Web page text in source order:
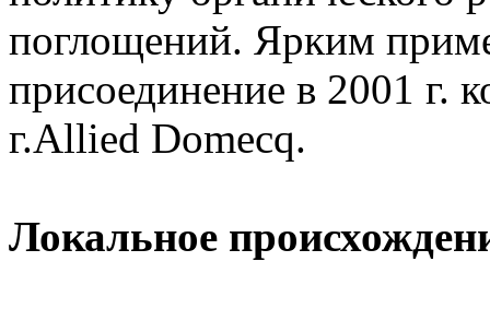
поглощений. Ярким
присоединение в 2001 г.
г.Allied Domecq.
Локальное